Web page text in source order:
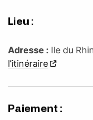
Lieu :
Adresse : Ile du
l’itinéraire
Paiement :